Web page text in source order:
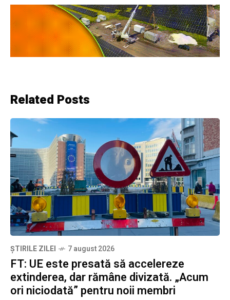
Related Posts
ȘTIRILE ZILEI 7 august 2026
FT: UE este presată să accelereze
extinderea, dar rămâne divizată. „Acum
ori niciodată” pentru noii membri